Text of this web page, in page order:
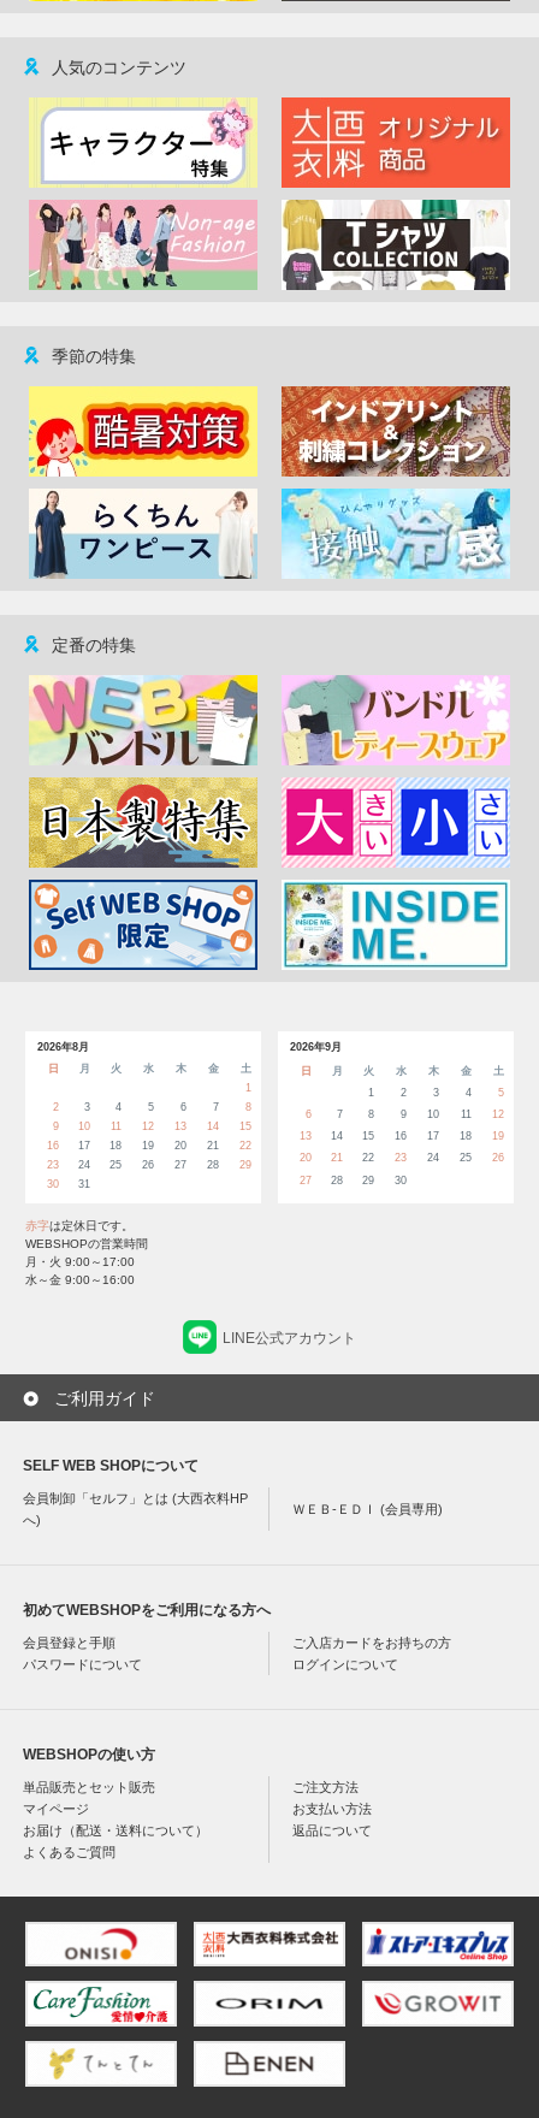
人気のコンテンツ
季節の特集
定番の特集
2026年8月
日
月 火 水 木 金
土
1
2
3 4 5 6 7
8
9
10 11 12 13 14
15
16
17 18 19 20 21
22
23
24 25 26 27 28
29
30
31
2026年9月
日
月 火 水 木 金
土
1
2 3 4
5
6
7 8 9 10 11
12
13
14 15 16 17 18
19
20
21 22 23 24 25
26
27
28 29 30
赤字は定休日です。
WEBSHOPの営業時間
月・火 9:00～17:00
水～金 9:00～16:00
LINE公式アカウント
ご利用ガイド
SELF WEB SHOPについて
会員制卸「セルフ」とは (大西衣料HP
へ)
ＷＥＢ-ＥＤＩ (会員専用)
初めてWEBSHOPをご利用になる方へ
会員登録と手順
ご入店カードをお持ちの方
パスワードについて
ログインについて
WEBSHOPの使い方
単品販売とセット販売
ご注文方法
マイページ
お支払い方法
お届け（配送・送料について）
返品について
よくあるご質問